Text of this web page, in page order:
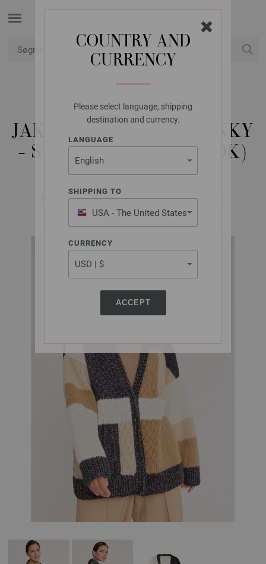
COUNTRY AND
CURRENCY
Please select language, shipping
destination and currency.
LANGUAGE
SHIPPING TO
USA - The United States
of America
CURRENCY
ACCEPT
LANA GROSSA
JAKKE ECOPUNO CHUNKY
- STRIKKEOPSKRIFT (DK)
FILATI No. 66 (Herbst/Winter 2023/24) | Model 28